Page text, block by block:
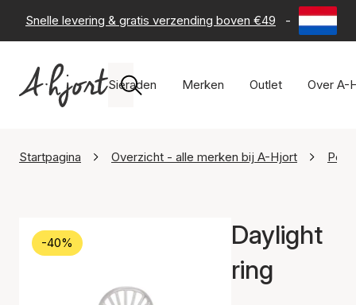
Snelle levering & gratis verzending boven €49 - 60 dagen
Sieraden Merken Outlet Over A-
Startpagina Overzicht - alle merken bij A-Hjort
-40%
Daylight
ring